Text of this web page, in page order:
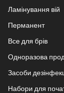
Ламінування вій
Перманент
Все для брів
Одноразова
Засоби
Набори для